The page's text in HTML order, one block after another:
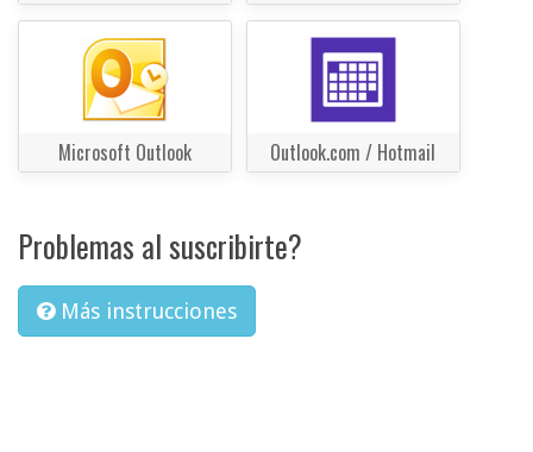
Microsoft Outlook Outlook.com / Hotmail
Problemas al suscribirte?
Más instrucciones